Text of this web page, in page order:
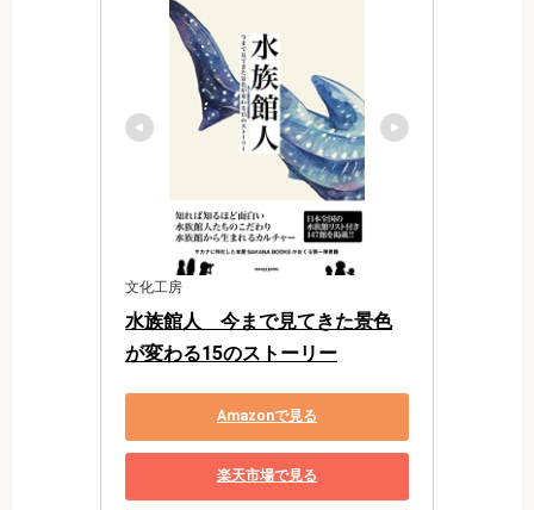
文化工房
水族館人　今まで見てきた景色
が変わる15のストーリー
Amazonで見る
楽天市場で見る